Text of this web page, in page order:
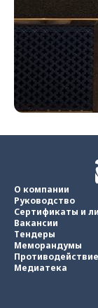
О компании
Руководство
Сертификаты и
Вакансии
Тендеры
Меморандумы
Медиатека